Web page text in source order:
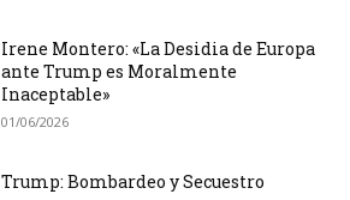
Irene Montero: «La Desidia de Europa
ante Trump es Moralmente
Inaceptable»
01/06/2026
Trump: Bombardeo y Secuestro